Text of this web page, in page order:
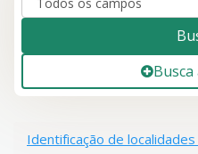
Busca
Identificação de localidades